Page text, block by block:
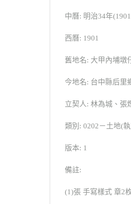
中曆: 明治34年
西曆: 1901
舊地名: 大甲內埔墩
今地名: 台中縣后里
立契人: 林為城、張
類別: 0202－土地(
版本: 1
備註:
(1)張 手寫樣式 章2